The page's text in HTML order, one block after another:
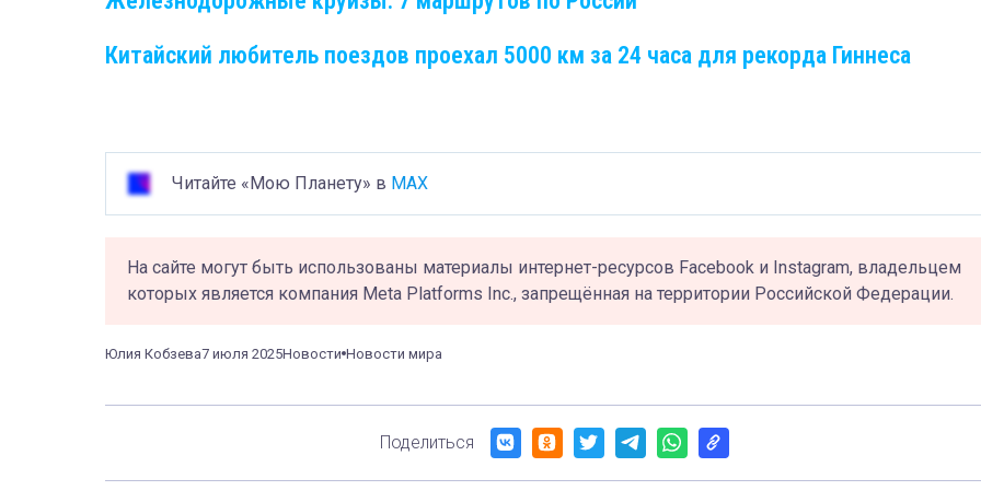
Китайский любитель поездов проехал 5000 км за 24 часа для рекорда Гиннеса
Читайте «Мою Планету» в MAX
На сайте могут быть использованы материалы интернет-ресурсов Facebook и Instagram, владельцем
которых является компания Meta Platforms Inc., запрещённая на территории Российской Федерации.
Юлия Кобзева7 июля 2025Новости Новости мира
Поделиться